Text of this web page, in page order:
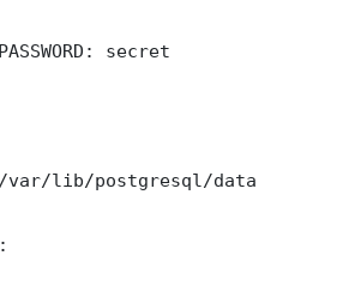
secret
var/lib/postgresql/data